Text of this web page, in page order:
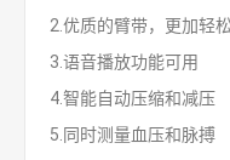
2.优质的臂带，更加轻
3.语音播放功能可用
4.智能自动压缩和减压
5.同时测量血压和脉搏